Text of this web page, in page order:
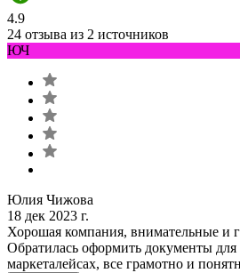
4.9
24 отзыва из 2 источников
ЮЧ
Юлия Чижова
18 дек 2023 г.
Хорошая компания, внимательные и
Обратилась оформить документы
маркеталейсах, все грамотно и